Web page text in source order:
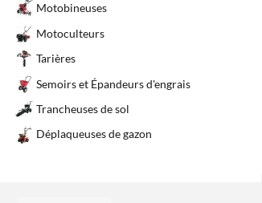
Motobineuses
Motoculteurs
Tarières
Semoirs et Épandeurs d'engrais
Trancheuses de sol
Déplaqueuses de gazon